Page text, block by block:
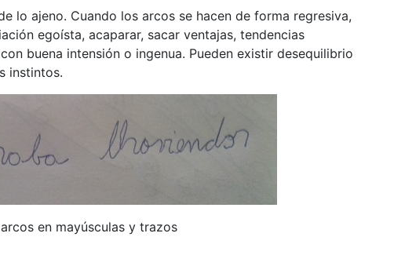
lo ajeno. Cuando los arcos se hacen de forma regresiva,
egoísta, acaparar, sacar ventajas, tendencias
buena intensión o ingenua. Pueden existir desequilibrio
instintos.
en mayúsculas y trazos